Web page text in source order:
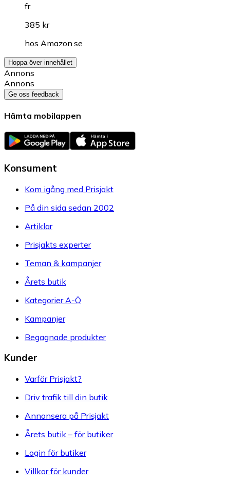
fr.
385 kr
hos Amazon.se
Hoppa över innehållet
Annons
Annons
Ge oss feedback
Hämta mobilappen
Konsument
Kom igång med Prisjakt
På din sida sedan 2002
Artiklar
Prisjakts experter
Teman & kampanjer
Årets butik
Kategorier A-Ö
Kampanjer
Begagnade produkter
Kunder
Varför Prisjakt?
Driv trafik till din butik
Annonsera på Prisjakt
Årets butik – för butiker
Login för butiker
Villkor för kunder